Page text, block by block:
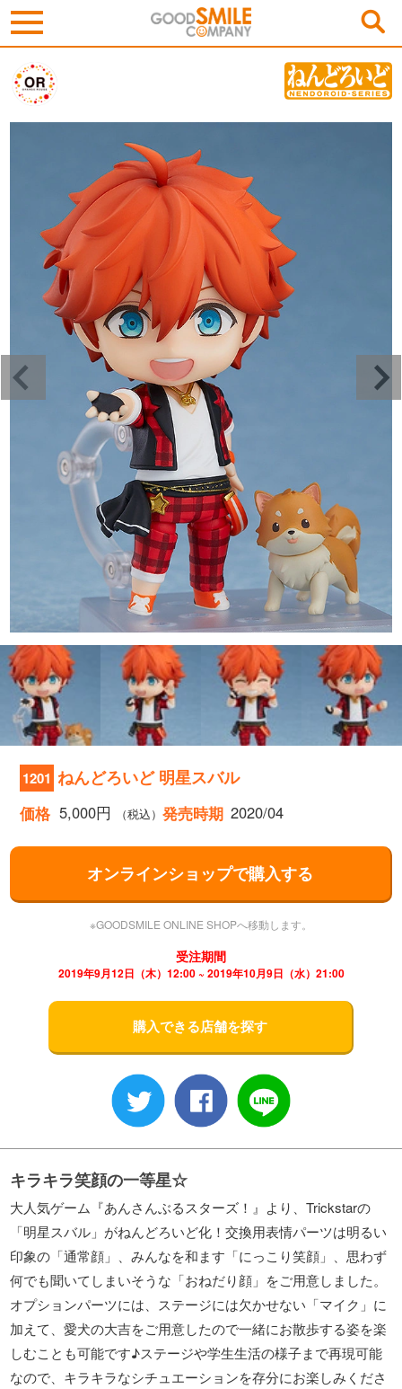
1201 ねんどろいど 明星スバル
価格 5,000円 （税込） 発売時期 2020/04
オンラインショップで購入する
※GOODSMILE ONLINE SHOPへ移動します。
受注期間
2019年9月12日（木）12:00 ~ 2019年10月9日（水）21:00
購入できる店舗を探す
キラキラ笑顔の一等星☆
大人気ゲーム『あんさんぶるスターズ！』より、Trickstarの
「明星スバル」がねんどろいど化！交換用表情パーツは明るい
印象の「通常顔」、みんなを和ます「にっこり笑顔」、思わず
何でも聞いてしまいそうな「おねだり顔」をご用意しました。
オプションパーツには、ステージには欠かせない「マイク」に
加えて、愛犬の大吉をご用意したので一緒にお散歩する姿を楽
しむことも可能です♪ステージや学生生活の様子まで再現可能
なので、キラキラなシチュエーションを存分にお楽しみくださ